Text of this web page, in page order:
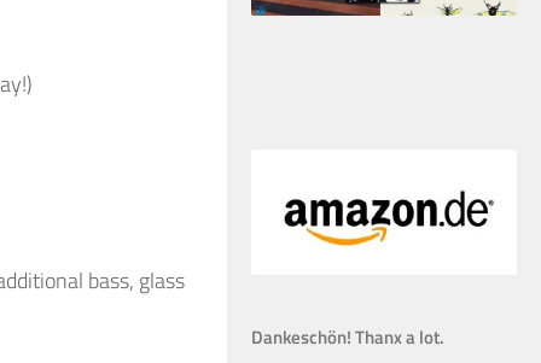
bass, glass
Dankeschön! Thanx a lot.